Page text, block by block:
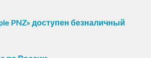
PNZ» доступен безналичный